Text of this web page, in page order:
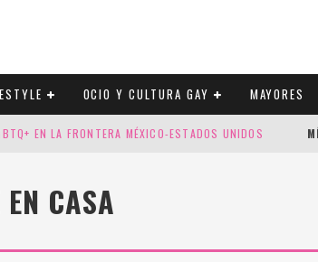
OCIO Y CULTURA GAY MAYORES
EN LA FRONTERA MÉXICO-ESTADOS UNIDOS
CASA